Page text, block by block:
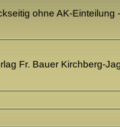
ohne AK-
Fr. Bauer Kirchberg-